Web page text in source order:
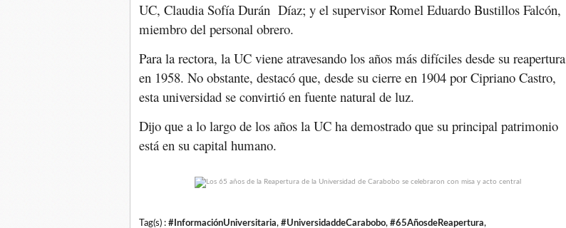
UC, Claudia Sofía Durán Díaz; y el supervisor Romel Eduardo Bustillos Falcón,
miembro del personal obrero.
Para la rectora, la UC viene atravesando los años más difíciles desde su reapertura
en 1958. No obstante, destacó que, desde su cierre en 1904 por Cipriano Castro,
esta universidad se convirtió en fuente natural de luz.
Dijo que a lo largo de los años la UC ha demostrado que su principal patrimonio
está en su capital humano.
Tag(s) : #InformaciónUniversitaria, #UniversidaddeCarabobo, #65AñosdeReapertura,